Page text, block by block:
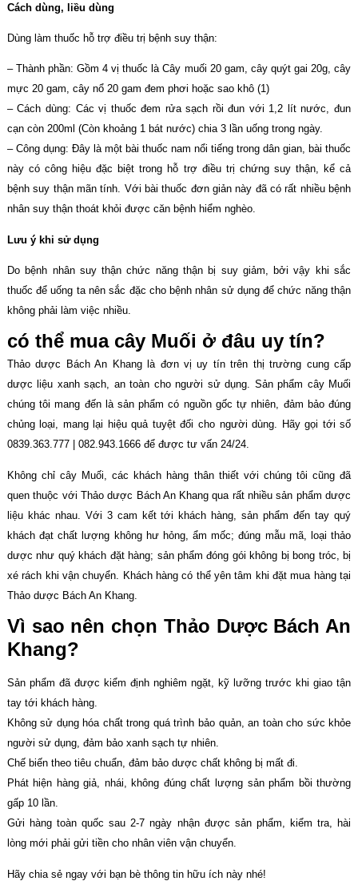
Cách dùng, liều dùng
Dùng làm thuốc hỗ trợ điều trị bệnh suy thận:
– Thành phần: Gồm 4 vị thuốc là Cây muối 20 gam, cây quýt gai 20g, cây
mực 20 gam, cây nổ 20 gam đem phơi hoặc sao khô (1)
– Cách dùng: Các vị thuốc đem rửa sạch rồi đun với 1,2 lít nước, đun
cạn còn 200ml (Còn khoảng 1 bát nước) chia 3 lần uống trong ngày.
– Công dụng: Đây là một bài thuốc nam nổi tiếng trong dân gian, bài thuốc
này có công hiệu đặc biệt trong hỗ trợ điều trị chứng suy thận, kể cả
bệnh suy thận mãn tính. Với bài thuốc đơn giản này đã có rất nhiều bệnh
nhân suy thận thoát khỏi được căn bệnh hiểm nghèo.
Lưu ý khi sử dụng
Do bệnh nhân suy thận chức năng thận bị suy giảm, bởi vậy khi sắc
thuốc để uống ta nên sắc đặc cho bệnh nhân sử dụng để chức năng thận
không phải làm việc nhiều.
có thể mua cây Muối ở đâu uy tín?
Thảo dược Bách An Khang là đơn vị uy tín trên thị trường cung cấp
dược liệu xanh sạch, an toàn cho người sử dụng. Sản phẩm cây Muối
chúng tôi mang đến là sản phẩm có nguồn gốc tự nhiên, đảm bảo đúng
chủng loại, mang lại hiệu quả tuyệt đối cho người dùng. Hãy gọi tới số
0839.363.777 | 082.943.1666 để được tư vấn 24/24.
Không chỉ cây Muối, các khách hàng thân thiết với chúng tôi cũng đã
quen thuộc với Thảo dược Bách An Khang qua rất nhiều sản phẩm dược
liệu khác nhau. Với 3 cam kết tới khách hàng, sản phẩm đến tay quý
khách đạt chất lượng không hư hỏng, ẩm mốc; đúng mẫu mã, loại thảo
dược như quý khách đặt hàng; sản phẩm đóng gói không bị bong tróc, bị
xé rách khi vận chuyển. Khách hàng có thể yên tâm khi đặt mua hàng tại
Thảo dược Bách An Khang.
Vì sao nên chọn Thảo Dược Bách An
Khang?
Sản phẩm đã được kiểm định nghiêm ngặt, kỹ lưỡng trước khi giao tận
tay tới khách hàng.
Không sử dụng hóa chất trong quá trình bảo quản, an toàn cho sức khỏe
người sử dụng, đảm bảo xanh sạch tự nhiên.
Chế biến theo tiêu chuẩn, đảm bảo dược chất không bị mất đi.
Phát hiện hàng giả, nhái, không đúng chất lượng sản phẩm bồi thường
gấp 10 lần.
Gửi hàng toàn quốc sau 2-7 ngày nhận được sản phẩm, kiểm tra, hài
lòng mới phải gửi tiền cho nhân viên vận chuyển.
Hãy chia sẻ ngay với bạn bè thông tin hữu ích này nhé!